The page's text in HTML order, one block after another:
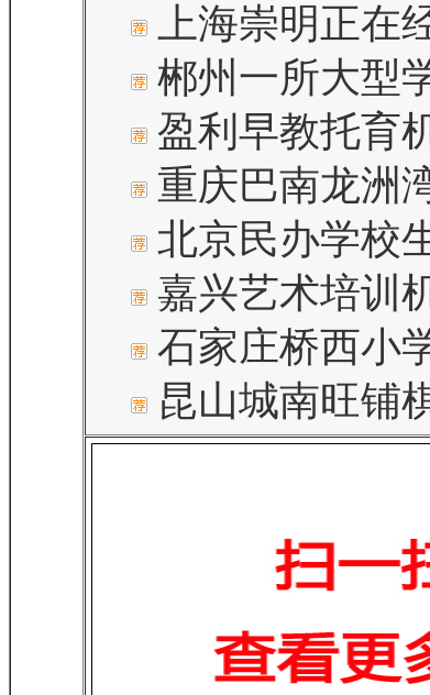
上海崇明正在
郴州一所大型
盈利早教托育
重庆巴南龙洲
北京民办学校
嘉兴艺术培训
石家庄桥西小
昆山城南旺铺